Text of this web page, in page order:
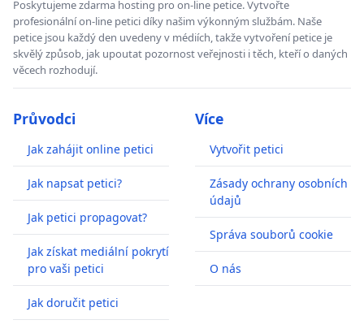
Poskytujeme zdarma hosting pro on-line petice. Vytvořte
profesionální on-line petici díky našim výkonným službám. Naše
petice jsou každý den uvedeny v médiích, takže vytvoření petice je
skvělý způsob, jak upoutat pozornost veřejnosti i těch, kteří o daných
věcech rozhodují.
Průvodci
Jak zahájit online petici
Jak napsat petici?
Jak petici propagovat?
Jak získat mediální pokrytí
pro vaši petici
Jak doručit petici
Více
Vytvořit petici
Zásady ochrany osobních
údajů
Správa souborů cookie
O nás